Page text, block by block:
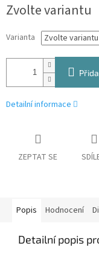
cena:
Zvolte variantu
Varianta
Detailní informace
ZEPTAT SE
Popis Hodnocení
Detailní popis